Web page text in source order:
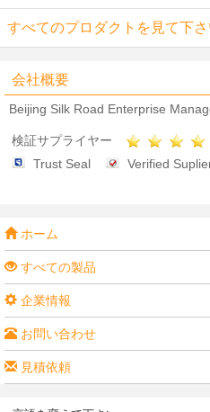
すべてのプロダクトを見て下さ
会社概要
Beijing Silk Road Enterprise
検証サプライヤー
Trust Seal
Verified
ホーム
すべての製品
企業情報
お問い合わせ
見積依頼